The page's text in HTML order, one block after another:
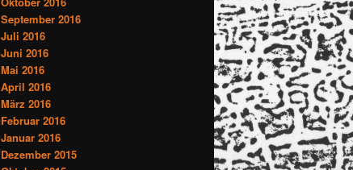
September 2016
Juli 2016
Juni 2016
Mai 2016
April 2016
März 2016
Februar 2016
Januar 2016
Dezember 2015